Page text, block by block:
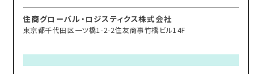
住商グローバル・ロジスティクス株式会社
東京都千代田区一ツ橋1-2-2住友商事竹橋ビル14F